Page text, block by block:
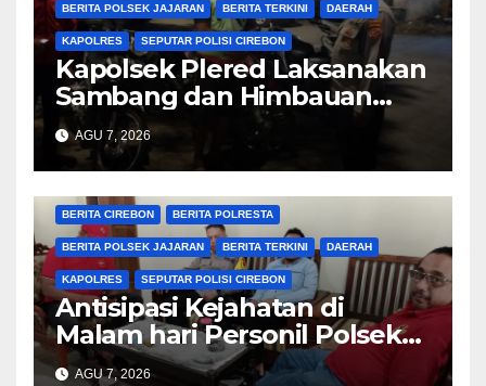
BERITA POLSEK JAJARAN BERITA TERKINI DAERAH
KAPOLRES SEPUTAR POLISI CIREBON
Kapolsek Plered Laksanakan
Sambang dan Himbauan
Kamtibmas
AGU 7, 2026
BERITA CIREBON BERITA POLRESTA
BERITA POLSEK JAJARAN BERITA TERKINI DAERAH
KAPOLRES SEPUTAR POLISI CIREBON
Antisipasi Kejahatan di
Malam hari Personil Polsek
Plered Polresta Cirebon
AGU 7, 2026